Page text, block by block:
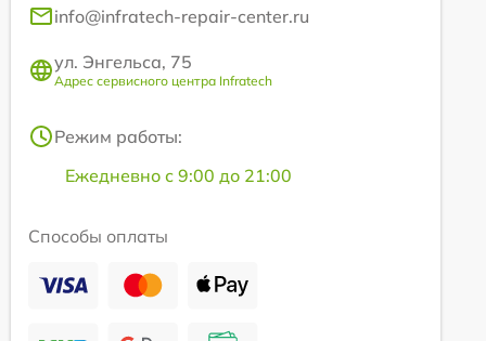
info@infratech-repair-center.ru
ул. Энгельса, 75
Адрес сервисного центра Infratech
Режим работы:
Ежедневно с 9:00 до 21:00
Способы оплаты